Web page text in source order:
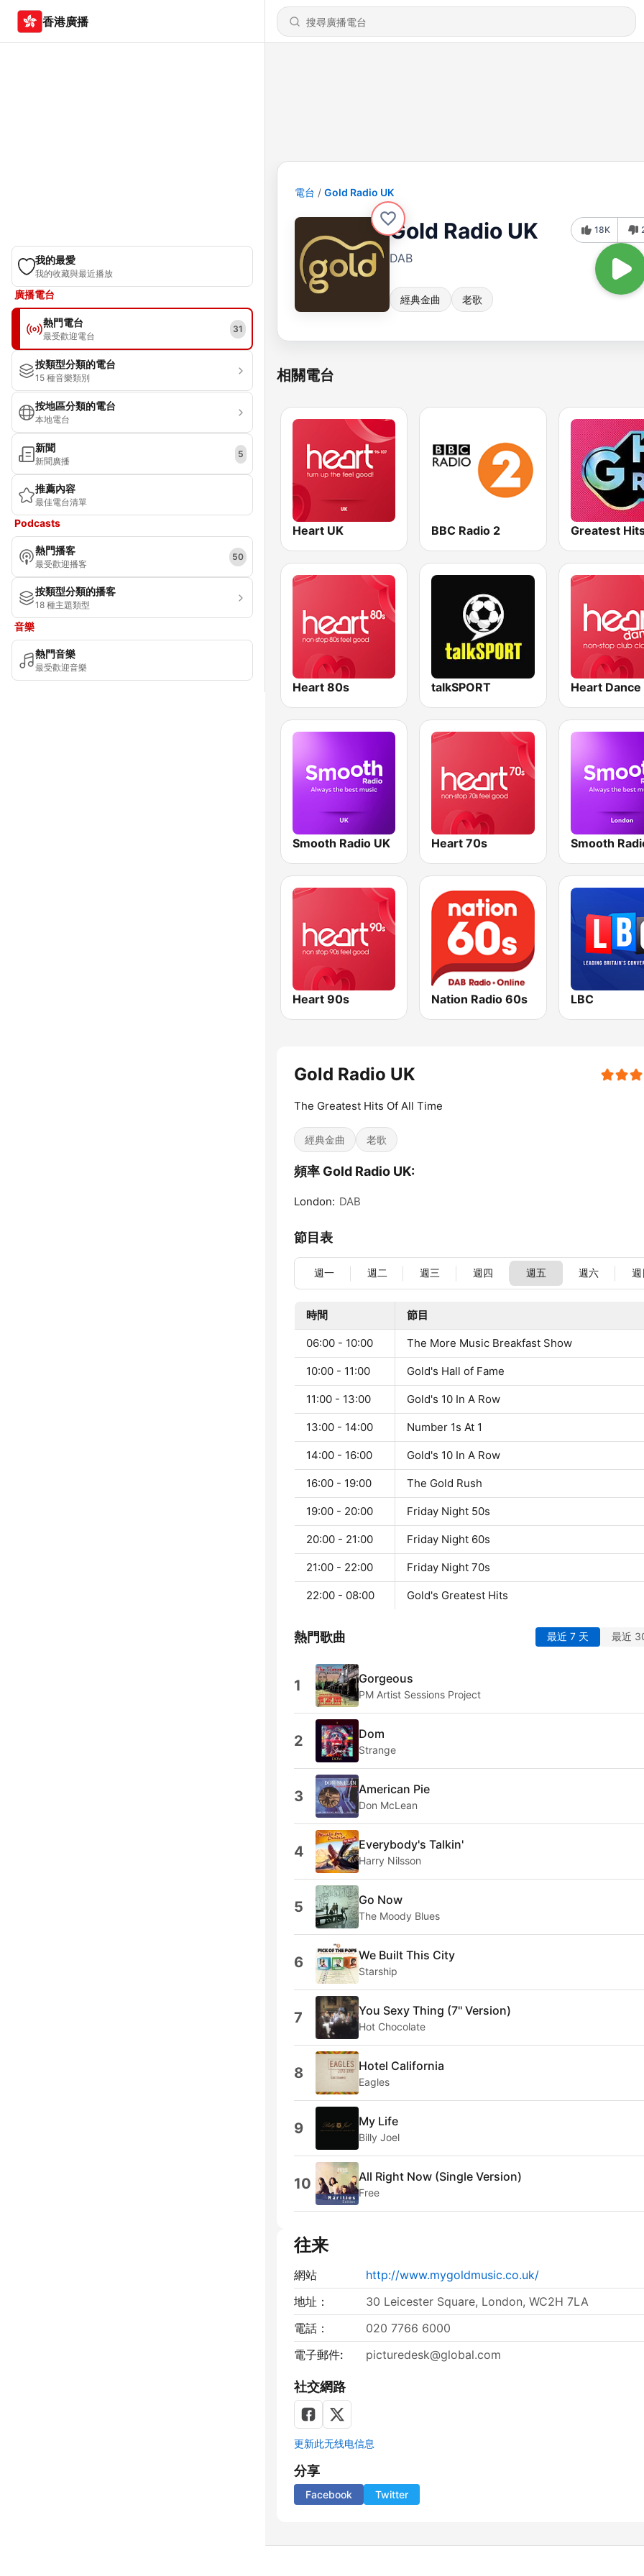
香港廣播
我的最愛
我的收藏與最近播放
廣播電台
熱門電台
最受歡迎電台
31
按類型分類的電台
15 種音樂類別
按地區分類的電台
本地電台
新聞
新聞廣播
5
推薦內容
最佳電台清單
Podcasts
熱門播客
最受歡迎播客
50
按類型分類的播客
18 種主題類型
音樂
熱門音樂
最受歡迎音樂
電台 Gold Radio UK
Gold Radio UK
DAB
經典金曲 老歌
18K
相關電台
Heart UK BBC Radio 2
Heart 80s talkSPORT Heart Dance
Smooth Radio UK Heart 70s
Heart 90s Nation Radio 60s LBC
Gold Radio UK
The Greatest Hits Of All Time
經典金曲 老歌
頻率 Gold Radio UK:
London: DAB
節目表
週一 週二 週三 週四 週五 週六 週
時間 節目
06:00 - 10:00 The More Music Breakfast Show
10:00 - 11:00 Gold's Hall of Fame
11:00 - 13:00 Gold's 10 In A Row
13:00 - 14:00 Number 1s At 1
14:00 - 16:00 Gold's 10 In A Row
16:00 - 19:00 The Gold Rush
19:00 - 20:00 Friday Night 50s
20:00 - 21:00 Friday Night 60s
21:00 - 22:00 Friday Night 70s
22:00 - 08:00 Gold's Greatest Hits
熱門歌曲 最近 7 天 最近
1 Gorgeous
PM Artist Sessions Project
2 Dom
Strange
3 American Pie
Don McLean
4 Everybody's Talkin'
Harry Nilsson
5 Go Now
The Moody Blues
6 We Built This City
Starship
7 You Sexy Thing (7'' Version)
Hot Chocolate
8 Hotel California
Eagles
9 My Life
Billy Joel
10 All Right Now (Single Version)
Free
往来
網站
http://www.mygoldmusic.co.uk/
地址：
30 Leicester Square, London, WC2H 7LA
電話：
020 7766 6000
電子郵件:
picturedesk@global.com
社交網路
更新此无线电信息
分享
Facebook Twitter